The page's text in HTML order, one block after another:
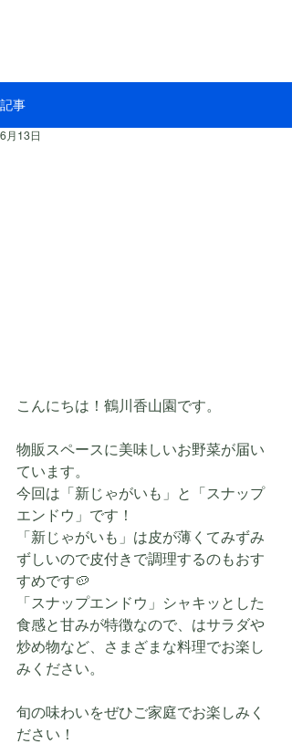
記事
6月13日
こんにちは！鶴川香山園です。
物販スペースに美味しいお野菜が届い
ています。
今回は「新じゃがいも」と「スナップ
エンドウ」です！
「新じゃがいも」は皮が薄くてみずみ
ずしいので皮付きで調理するのもおす
すめです🥔
「スナップエンドウ」シャキッとした
食感と甘みが特徴なので、はサラダや
炒め物など、さまざまな料理でお楽し
みください。
旬の味わいをぜひご家庭でお楽しみく
ださい！